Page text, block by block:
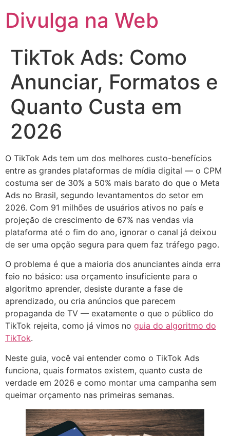
Divulga na Web
TikTok Ads: Como
Anunciar, Formatos e
Quanto Custa em
2026
O TikTok Ads tem um dos melhores custo-benefícios
entre as grandes plataformas de mídia digital — o CPM
costuma ser de 30% a 50% mais barato do que o Meta
Ads no Brasil, segundo levantamentos do setor em
2026. Com 91 milhões de usuários ativos no país e
projeção de crescimento de 67% nas vendas via
plataforma até o fim do ano, ignorar o canal já deixou
de ser uma opção segura para quem faz tráfego pago.
O problema é que a maioria dos anunciantes ainda erra
feio no básico: usa orçamento insuficiente para o
algoritmo aprender, desiste durante a fase de
aprendizado, ou cria anúncios que parecem
propaganda de TV — exatamente o que o público do
TikTok rejeita, como já vimos no guia do algoritmo do
TikTok.
Neste guia, você vai entender como o TikTok Ads
funciona, quais formatos existem, quanto custa de
verdade em 2026 e como montar uma campanha sem
queimar orçamento nas primeiras semanas.